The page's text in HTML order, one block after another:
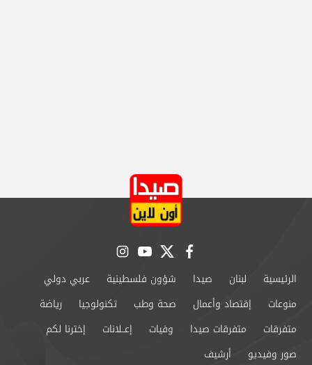
facebook
twitter
youtube
instagram
الرئيسية لبنان صيدا شؤون فلسطينية
عربي دولي
منوعات
إقتصاد وأعمال صحة وطب تكنولوجيا
رياضة
متفرقات
متفرقات صيدا وفيات إعــلانات
إخترنا لكم
صور وفيديو
أرشيف